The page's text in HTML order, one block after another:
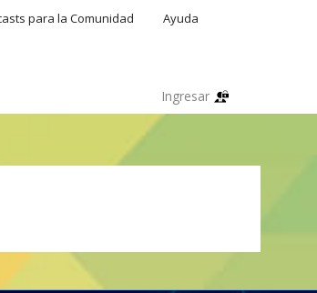
para la Comunidad Ayuda